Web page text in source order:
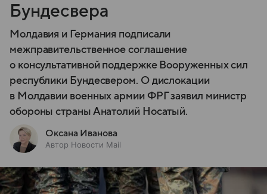
Бундесвера
Молдавия и Германия подписали
межправительственное соглашение
о консультативной поддержке Вооруженных сил
республики Бундесвером. О дислокации
в Молдавии военных армии ФРГ заявил министр
обороны страны Анатолий Носатый.
Оксана Иванова
Автор Новости Mail